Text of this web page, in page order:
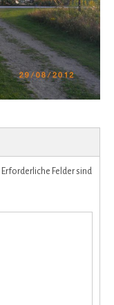
Erforderliche Felder sind